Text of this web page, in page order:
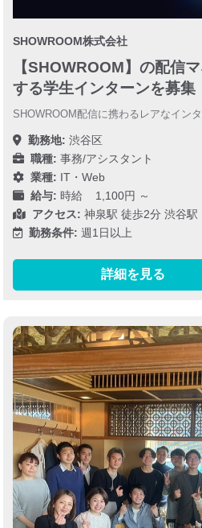
SHOWROOM株式会社
【SHOWROOM】の配信
する学生インターンを募集
SHOWROOM配信に携わるレアなインタ
勤務地: 渋谷区
職種: 事務/アシスタント
業種: IT・Web
給与: 時給 1,100円 ～
アクセス: 神泉駅 徒歩2分 渋谷
勤務条件: 週1日以上
詳細を見る